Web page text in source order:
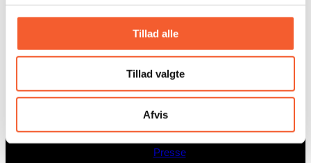
Tillad alle
Tillad valgte
Afvis
Nachrichten
Presse
Über uns
Adressen
Nachrichten
Presse